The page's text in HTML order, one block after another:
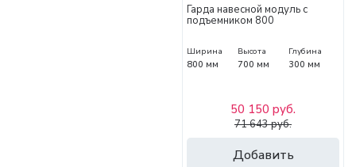
Гарда навесной модуль с
подъемником 800
Ширина
800 мм
Высота
700 мм
Глубина
300 мм
Добавить
50 150 руб.
71 643 руб.